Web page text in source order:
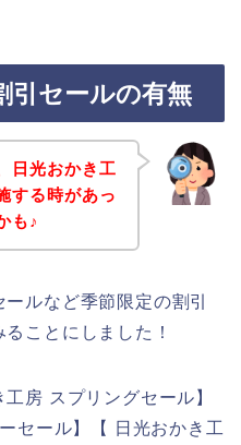
引セールの有無
日光おかき工
する時があっ
も♪
ルなど季節限定の割引
ことにしました！
房 スプリングセール】
セール】【 日光おかき工